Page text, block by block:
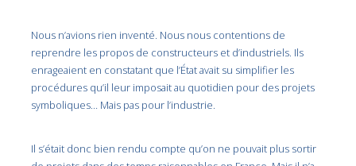
Nous n’avions rien inventé. Nous nous contentions de
reprendre les propos de constructeurs et d’industriels. Ils
enrageaient en constatant que l’État avait su simplifier les
procédures qu’il leur imposait au quotidien pour des projets
symboliques… Mais pas pour l’industrie.
Il s’était donc bien rendu compte qu’on ne pouvait plus sortir